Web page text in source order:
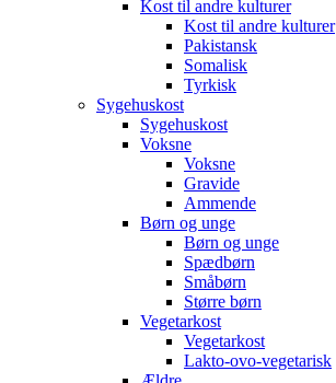
Kost til andre kulturer
Kost til andre kulturer
Pakistansk
Somalisk
Tyrkisk
Sygehuskost
Sygehuskost
Voksne
Voksne
Gravide
Ammende
Børn og unge
Børn og unge
Spædbørn
Småbørn
Større børn
Vegetarkost
Vegetarkost
Lakto-ovo-vegetarisk